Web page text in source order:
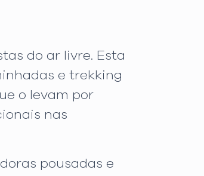
do ar livre. Esta
e trekking
o levam por
nas
pousadas e